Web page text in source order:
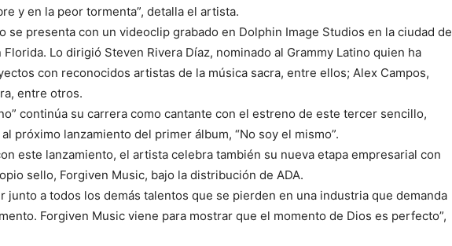
y en la peor tormenta”, detalla el artista.
se presenta con un videoclip grabado en Dolphin Image Studios en la ciudad de
Lo dirigió Steven Rivera Díaz, nominado al Grammy Latino quien ha
con reconocidos artistas de la música sacra, entre ellos; Alex Campos,
entre otros.
continúa su carrera como cantante con el estreno de este tercer sencillo,
próximo lanzamiento del primer álbum, “No soy el mismo”.
este lanzamiento, el artista celebra también su nueva etapa empresarial con
sello, Forgiven Music, bajo la distribución de ADA.
junto a todos los demás talentos que se pierden en una industria que demanda
Forgiven Music viene para mostrar que el momento de Dios es perfecto”,